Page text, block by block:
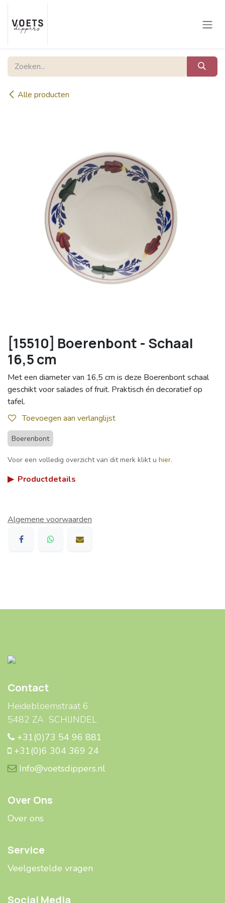
Overslaan naar inhoud
Alle producten
[15510] Boerenbont - Schaal
16,5 cm
Met een diameter van 16,5 cm is deze Boerenbont schaal
geschikt voor salades of fruit. Praktisch én decoratief op
tafel.
Toevoegen aan verlanglijst
Boerenbont
Voor een volledig overzicht van dit merk klikt u hier.
▶ Productdetails
Algemene voorwaarden
Contact
Heidebloemstraat 6
5482 ZA SCHIJNDEL
+31(0)73 54 96 881
+31(0)6 304 369 24
Info@voetsdippers.nl
Over Ons
Over ons
Service
Veelgestelde ​​vragen
Social Media